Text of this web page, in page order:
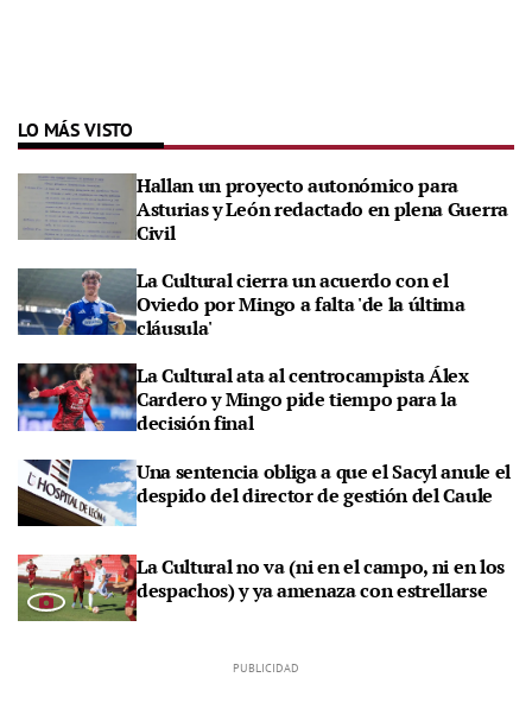
LO MÁS VISTO
Hallan un proyecto autonómico para
Asturias y León redactado en plena Guerra
Civil
La Cultural cierra un acuerdo con el
Oviedo por Mingo a falta 'de la última
cláusula'
La Cultural ata al centrocampista Álex
Cardero y Mingo pide tiempo para la
decisión final
Una sentencia obliga a que el Sacyl anule el
despido del director de gestión del Caule
La Cultural no va (ni en el campo, ni en los
despachos) y ya amenaza con estrellarse